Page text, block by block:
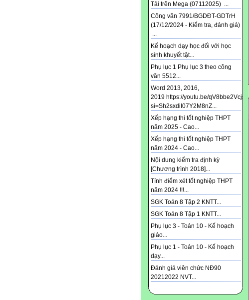
Tải trên Mega (07112025) ...
Công văn 7991/BGDĐT-GDTrH
(17/12/2024 - Kiểm tra, đánh giá)
...
Kế hoạch dạy học đối với học
sinh khuyết tật...
Phụ lục 1 Phụ lục 3 theo công
văn 5512...
Word 2013, 2016,
2019 https://youtu.be/qV8bbe2Vcjs?
si=Sh2sxdiI07Y2M8nZ...
Xếp hạng thi tốt nghiệp THPT
năm 2025 - Cao...
Xếp hạng thi tốt nghiệp THPT
năm 2024 - Cao...
Nội dung kiểm tra định kỳ
[Chương trình 2018]...
Tính điểm xét tốt nghiệp THPT
năm 2024 !!!...
SGK Toán 8 Tập 2 KNTT...
SGK Toán 8 Tập 1 KNTT...
Phụ lục 3 - Toán 10 - Kế hoạch
giáo...
Phụ lục 1 - Toán 10 - Kế hoạch
dạy...
Đánh giá viên chức NĐ90
20212022 NVT...